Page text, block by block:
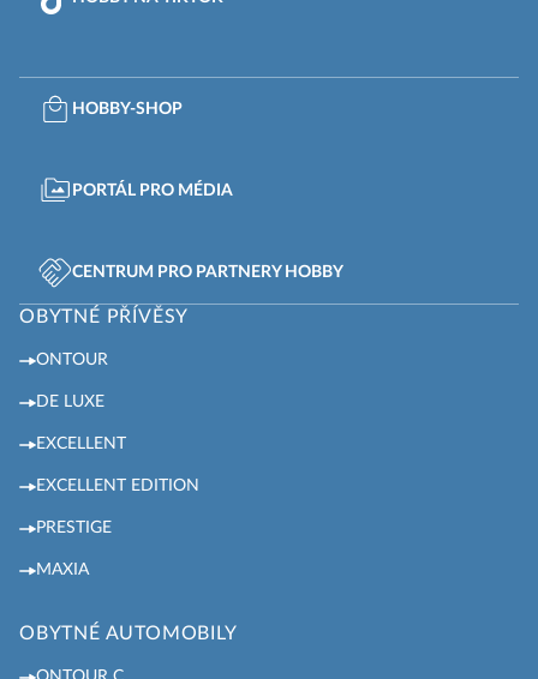
HOBBY-SHOP
PORTÁL PRO MÉDIA
CENTRUM PRO PARTNERY HOBBY
OBYTNÉ PŘÍVĚSY
ONTOUR
DE LUXE
EXCELLENT
EXCELLENT EDITION
PRESTIGE
MAXIA
OBYTNÉ AUTOMOBILY